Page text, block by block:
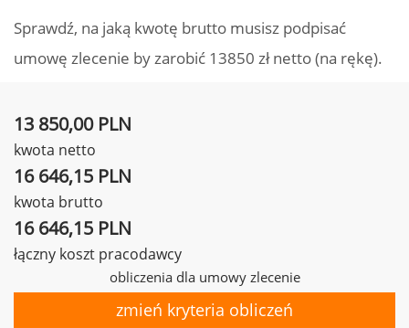
Sprawdź, na jaką kwotę brutto musisz podpisać
umowę zlecenie by zarobić 13850 zł netto (na rękę).
13 850,00 PLN
kwota netto
16 646,15 PLN
kwota brutto
16 646,15 PLN
łączny koszt pracodawcy
obliczenia dla umowy zlecenie
zmień kryteria obliczeń